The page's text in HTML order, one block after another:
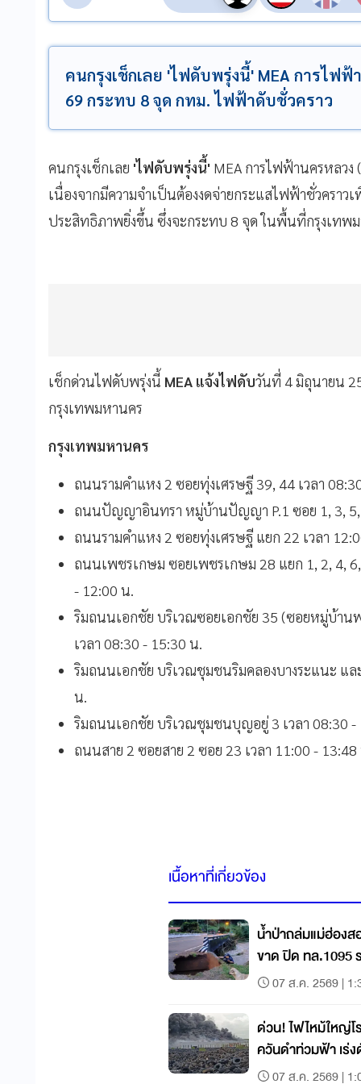
คนกรุงเช็กเลย 'ไฟดับพรุ่งนี้' MEA การไฟ
69 กระทบ 8 จุด กทม. ไฟฟ้าดับชั่วคราว
คนกรุงเช็กเลย 'ไฟดับพรุ่งนี้' MEA การไฟฟ้านครหลว
เนื่องจากมีความจำเป็นต้องงดจ่ายกระแสไฟฟ้าชั่วครา
ประสิทธิภาพยิ่งขึ้น ซึ่งจะกระทบ 8 จุด ในพื้นที่กรุงเทพ
เช็กด่วนไฟดับพรุ่งนี้ MEA แจ้งไฟดับวันที่ 4 มิถุนายน
กรุงเทพมหานคร
กรุงเทพมหานคร
ถนนรามคำแหง 2 ซอยทุ่งเศรษฐี 39, 44 เวลา
ถนนปัญญาอินทรา หมู่บ้านปัญญา P.1 ซอย 1, 3, 5,
ถนนรามคำแหง 2 ซอยทุ่งเศรษฐี แยก 22 เวลา
ถนนเพชรเกษม ซอยเพชรเกษม 28 แยก 1, 2, 4,
- 12:00 น.
ริมถนนเอกชัย บริเวณซอยเอกชัย 35 (ซอยหมู่บ้า
เวลา 08:30 - 15:30 น.
ริมถนนเอกชัย บริเวณชุมชนริมคลองบางระแนะ แ
น.
ริมถนนเอกชัย บริเวณชุมชนบุญอยู่ 3 เวลา 08:30 -
ถนนสาย 2 ซอยสาย 2 ซอย 23 เวลา 11:00 -
เนื้อหาที่เกี่ยวข้อง
น้ำป่าถล่มแม่ฮ่องส
ขาด ปิด ทล.1095
07 ส.ค. 2569 |
ด่วน! ไฟไหม้ใหญ่โ
ควันดำท่วมฟ้า เร่
07 ส.ค. 2569 |